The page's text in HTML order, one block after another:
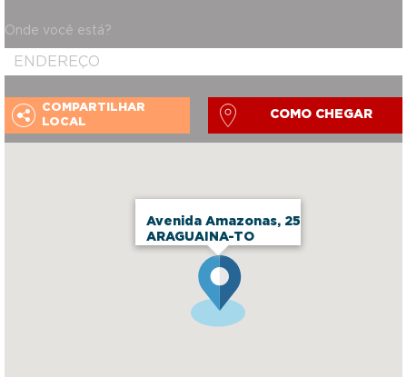
Avenida Amazonas, 25
ARAGUAINA-TO
Onde você está?
COMPARTILHAR
LOCAL
COMO CHEGAR